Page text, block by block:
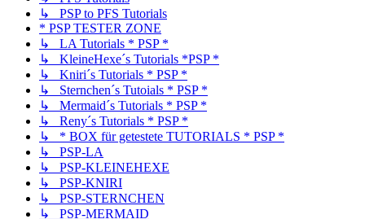
↳ PSP to PFS Tutorials
* PSP TESTER ZONE
↳ LA Tutorials * PSP *
↳ KleineHexe´s Tutorials *PSP *
↳ Kniri´s Tutorials * PSP *
↳ Sternchen´s Tutoials * PSP *
↳ Mermaid´s Tutorials * PSP *
↳ Reny´s Tutorials * PSP *
↳ * BOX für getestete TUTORIALS * PSP *
↳ PSP-LA
↳ PSP-KLEINEHEXE
↳ PSP-KNIRI
↳ PSP-STERNCHEN
↳ PSP-MERMAID